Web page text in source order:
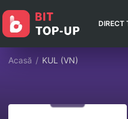
DIRECT
Acasă / KUL (VN)